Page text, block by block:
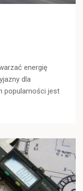
energię
dla
popularności jest